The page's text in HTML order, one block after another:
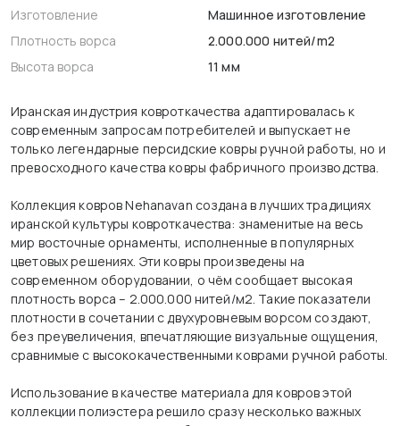
Изготовление
Машинное изготовление
Плотность ворса
2.000.000 нитей/m2
Высота ворса
11 мм
Иранская индустрия ковроткачества адаптировалась к
современным запросам потребителей и выпускает не
только легендарные персидские ковры ручной работы, но и
превосходного качества ковры фабричного производства.
Коллекция ковров Nehanavan создана в лучших традициях
иранской культуры ковроткачества: знаменитые на весь
мир восточные орнаменты, исполненные в популярных
цветовых решениях. Эти ковры произведены на
современном оборудовании, о чём сообщает высокая
плотность ворса – 2.000.000 нитей/м2. Такие показатели
плотности в сочетании с двухуровневым ворсом создают,
без преувеличения, впечатляющие визуальные ощущения,
сравнимые с высококачественными коврами ручной работы.
Использование в качестве материала для ковров этой
коллекции полиэстера решило сразу несколько важных